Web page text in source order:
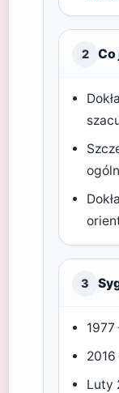
2 Co
3
Luty